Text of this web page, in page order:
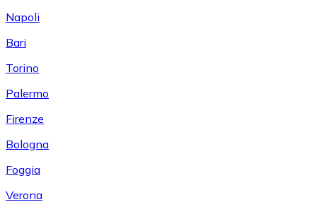
Napoli
Bari
Torino
Palermo
Firenze
Bologna
Foggia
Verona